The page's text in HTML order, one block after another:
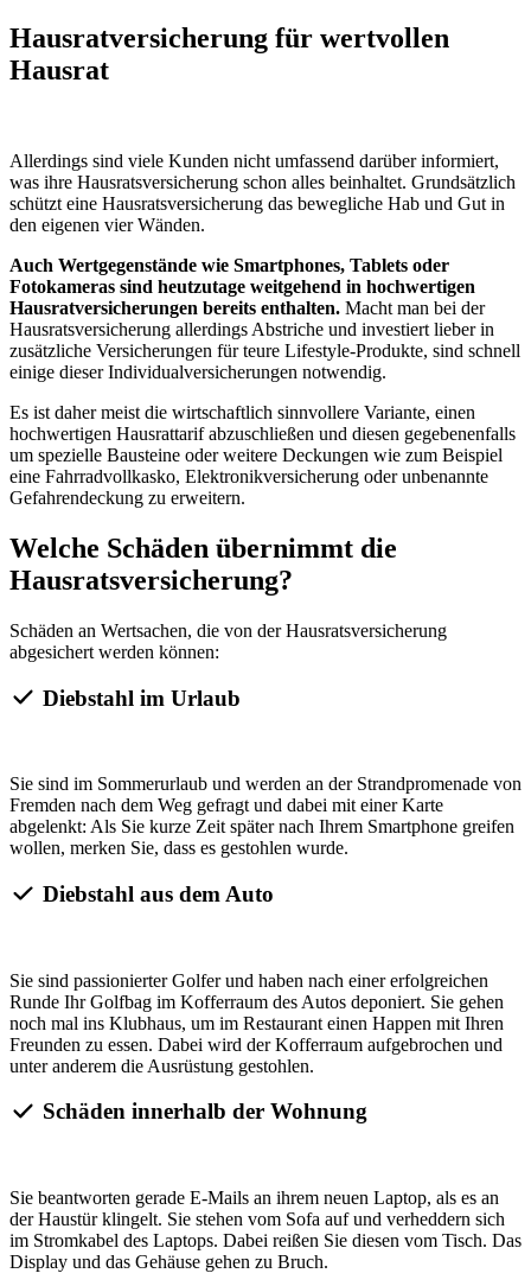
Hausratversicherung für wertvollen
Hausrat
Allerdings sind viele Kunden nicht umfassend darüber informiert,
was ihre Hausratsversicherung schon alles beinhaltet. Grundsätzlich
schützt eine Hausratsversicherung das bewegliche Hab und Gut in
den eigenen vier Wänden.
Auch Wertgegenstände wie Smartphones, Tablets oder
Fotokameras sind heutzutage weitgehend in hochwertigen
Hausratversicherungen bereits enthalten. Macht man bei der
Hausratsversicherung allerdings Abstriche und investiert lieber in
zusätzliche Versicherungen für teure Lifestyle-Produkte, sind schnell
einige dieser Individualversicherungen notwendig.
Es ist daher meist die wirtschaftlich sinnvollere Variante, einen
hochwertigen Hausrattarif abzuschließen und diesen gegebenenfalls
um spezielle Bausteine oder weitere Deckungen wie zum Beispiel
eine Fahrradvollkasko, Elektronikversicherung oder unbenannte
Gefahrendeckung zu erweitern.
Welche Schäden übernimmt die
Hausratsversicherung?
Schäden an Wertsachen, die von der Hausratsversicherung
abgesichert werden können:
Diebstahl im Urlaub
Sie sind im Sommerurlaub und werden an der Strandpromenade von
Fremden nach dem Weg gefragt und dabei mit einer Karte
abgelenkt: Als Sie kurze Zeit später nach Ihrem Smartphone greifen
wollen, merken Sie, dass es gestohlen wurde.
Diebstahl aus dem Auto
Sie sind passionierter Golfer und haben nach einer erfolgreichen
Runde Ihr Golfbag im Kofferraum des Autos deponiert. Sie gehen
noch mal ins Klubhaus, um im Restaurant einen Happen mit Ihren
Freunden zu essen. Dabei wird der Kofferraum aufgebrochen und
unter anderem die Ausrüstung gestohlen.
Schäden innerhalb der Wohnung
Sie beantworten gerade E-Mails an ihrem neuen Laptop, als es an
der Haustür klingelt. Sie stehen vom Sofa auf und verheddern sich
im Stromkabel des Laptops. Dabei reißen Sie diesen vom Tisch. Das
Display und das Gehäuse gehen zu Bruch.